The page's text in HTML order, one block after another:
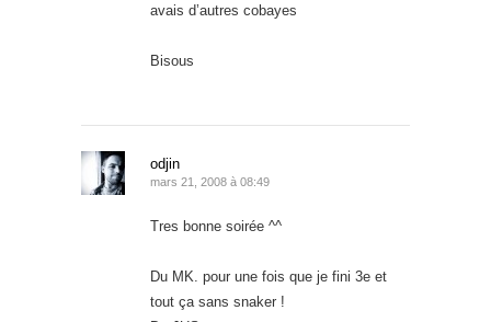
avais d’autres cobayes
Bisous
odjin
mars 21, 2008 à 08:49
Tres bonne soirée ^^
Du MK. pour une fois que je fini 3e et
tout ça sans snaker !